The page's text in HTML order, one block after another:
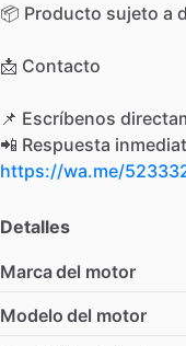
📦 Producto sujeto a
📩 Contacto
📌 Escríbenos
📲 Respuesta
https://wa.me/
Detalles
Marca del motor
Modelo del motor